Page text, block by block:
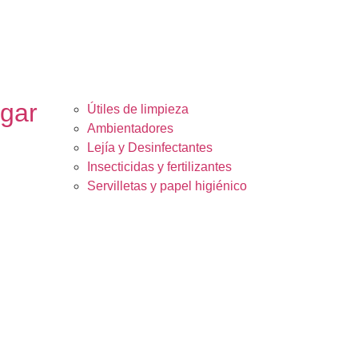
Útiles de limpieza
Ambientadores
Lejía y Desinfectantes
Insecticidas y fertilizantes
Servilletas y papel higiénico